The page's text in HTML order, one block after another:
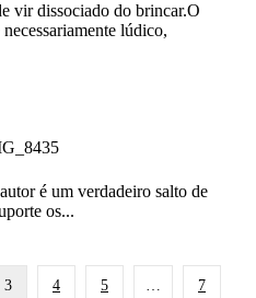
vir dissociado do brincar.O
lúdico,
é um verdadeiro salto de
os...
3 4 5 … 7